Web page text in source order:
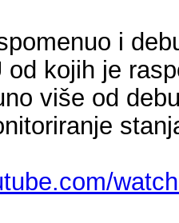
i
od kojih je
više od